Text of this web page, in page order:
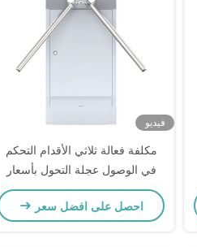
فيديو
مكلفة فعالة ثلاثي الأقدام التحكم
في الوصول عجلة التحول بأسعار
معقولة بوابة أمن 3 ذراع للمكاتب
المدارس صالات الألعاب الرياضية
احصل على افضل سعر